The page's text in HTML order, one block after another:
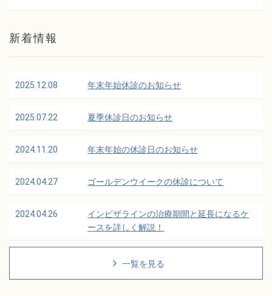
新着情報
2025.12.08 年末年始休診のお知らせ
2025.07.22 夏季休診日のお知らせ
2024.11.20 年末年始の休診日のお知らせ
2024.04.27 ゴールデンウイークの休診について
2024.04.26
インビザラインの治療期間と延長になるケ
ースを詳しく解説！
一覧を見る